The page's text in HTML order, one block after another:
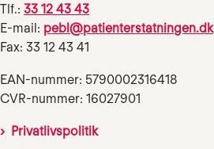
Tlf.: 33 12 43 43
E-mail: pebl@patienterstatningen.dk
Fax: 33 12 43 41
EAN-nummer: 5790002316418
CVR-nummer: 16027901
Privatlivspolitik